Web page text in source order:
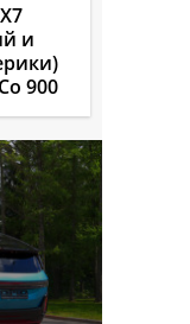
и
900